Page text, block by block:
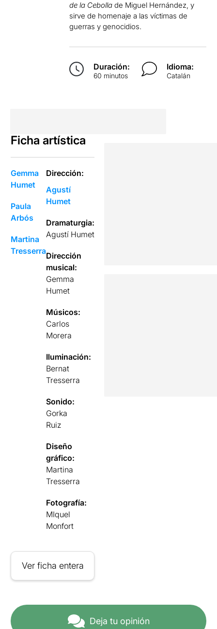
de la Cebolla de Miguel Hernández, y
sirve de homenaje a las víctimas de
guerras y genocidios.
Duración:
60 minutos
Idioma:
Catalán
Ficha artística
Gemma
Humet
Paula
Arbós
Martina
Tresserra
Dirección:
Agustí
Humet
Dramaturgia:
Agustí Humet
Dirección
musical:
Gemma
Humet
Músicos:
Carlos
Morera
Iluminación:
Bernat
Tresserra
Sonido:
Gorka
Ruiz
Diseño
gráfico:
Martina
Tresserra
Fotografía:
MIquel
Monfort
Ver ficha entera
Deja tu opinión